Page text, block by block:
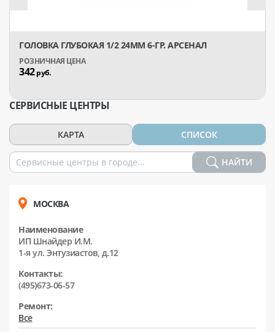
ГОЛОВКА ГЛУБОКАЯ 1/2 24ММ 6-ГР. АРСЕНАЛ
342руб.
СЕРВИСНЫЕ ЦЕНТРЫ
КАРТА СПИСОК
НАЙТИ
МОСКВА
Наименование
ИП Шнайдер И.М.
1-я ул. Энтузиастов, д.12
Контакты:
(495)673-06-57
Ремонт:
Все